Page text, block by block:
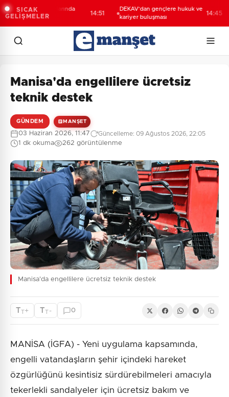
SICAK
GELİŞMELER
kırsal yollarında
mesai
14:51
DEKAV’dan gençlere hukuk ve
kariyer buluşması
14:45
Manisa'da engellilere ücretsiz
teknik destek
GÜNDEM MANŞET
03 Haziran 2026, 11:47 Güncelleme: 09 Ağustos 2026, 22:05
1 dk okuma 262 görüntülenme
Manisa'da engellilere ücretsiz teknik destek
TT+ TT - 0
MANİSA (İGFA) - Yeni uygulama kapsamında,
engelli vatandaşların şehir içindeki hareket
özgürlüğünü kesintisiz sürdürebilmeleri amacıyla
tekerlekli sandalyeler için ücretsiz bakım ve